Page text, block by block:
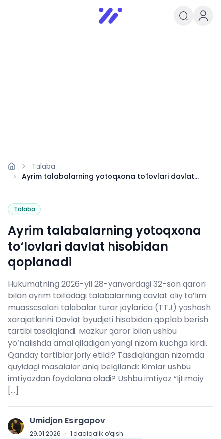
Infoedu
Ta&#039;lim xabarlari va
Talaba
Ayrim talabalarning yotoqxona to‘lovlari davlat
hisobidan qoplanadi
Talaba
Ayrim talabalarning yotoqxona
to‘lovlari davlat hisobidan
qoplanadi
Hukumatning 2026-yil 28-yanvardagi 32-son qarori
bilan ayrim toifadagi talabalarning davlat oliy ta’lim
muassasalari talabalar turar joylarida (TTJ) yashash
xarajatlarini Davlat byudjeti hisobidan qoplab berish
tartibi tasdiqlandi. Mazkur qaror bilan ushbu
yo‘nalishda amal qiladigan yangi nizom kuchga kirdi.
Qanday tartiblar joriy etildi? Tasdiqlangan nizomda
quyidagi masalalar aniq belgilandi: Kimlar ushbu
imtiyozdan foydalana oladi? Ushbu imtiyoz “Ijtimoiy
[…]
U Umidjon Esirgapov
29.01.2026 · 1 daqiqalik o‘qish